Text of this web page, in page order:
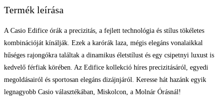
Termék leírása
A Casio Edifice órák a precizitás, a fejlett technológia és stílus tökéletes
kombinációját kínálják. Ezek a karórák laza, mégis elegáns vonalaikkal
hűséges rajongókra találtak a dinamikus életstílust és egy csipetnyi luxust is
kedvelő férfiak körében. Az Edifice kollekció híres precizitásáról, egyedi
megoldásairól és sportosan elegáns dizájnjáról. Keresse hát hazánk egyik
legnagyobb Casio választékában, Miskolcon, a Molnár Órásnál!